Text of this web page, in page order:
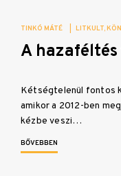
TINKÓ MÁTÉ LITKULT
A
Kétségtelenül fontos
amikor a 2012-ben
kézbe veszi…
BŐVEBBEN